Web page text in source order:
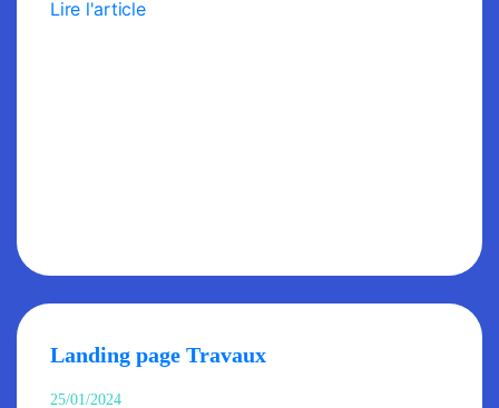
Lire l'article
Landing page Travaux
25/01/2024